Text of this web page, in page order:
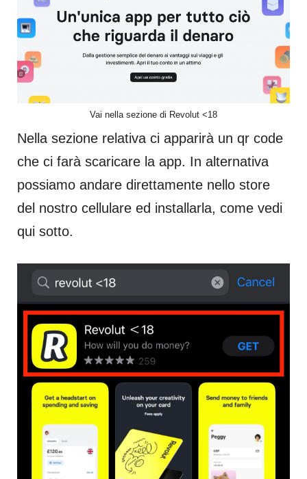
Vai nella sezione di Revolut <18
Nella sezione relativa ci apparirà un qr code
che ci farà scaricare la app. In alternativa
possiamo andare direttamente nello store
del nostro cellulare ed installarla, come vedi
qui sotto.